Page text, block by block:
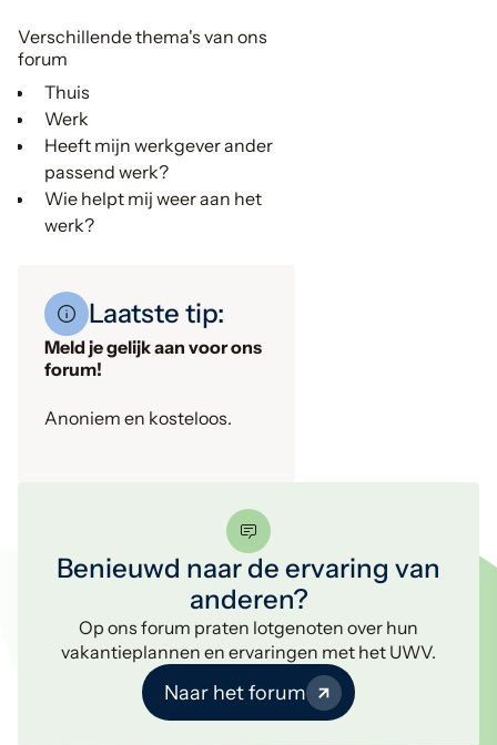
Verschillende thema's van ons
forum
Thuis
Werk
Heeft mijn werkgever ander
passend werk?
Wie helpt mij weer aan het
werk?
Laatste tip:
Meld je gelijk aan voor ons
forum!
Anoniem en kosteloos.
Benieuwd naar de ervaring van
anderen?
Op ons forum praten lotgenoten over hun
vakantieplannen en ervaringen met het UWV.
Naar het forum